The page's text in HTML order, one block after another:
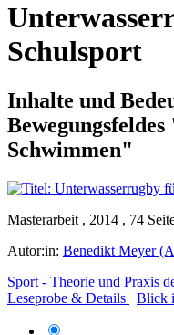
Schulsport
Inhalte und
Schwimmen"
Masterarbeit , 2014 , 74
Autor:in: Benedikt Meyer
Sport - Theorie und Praxis
Leseprobe & Details
Blick